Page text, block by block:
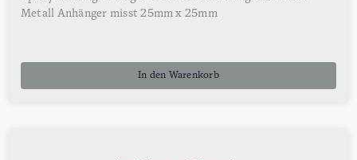
Metall Anhänger misst 25mm x 25mm
In den Warenkorb